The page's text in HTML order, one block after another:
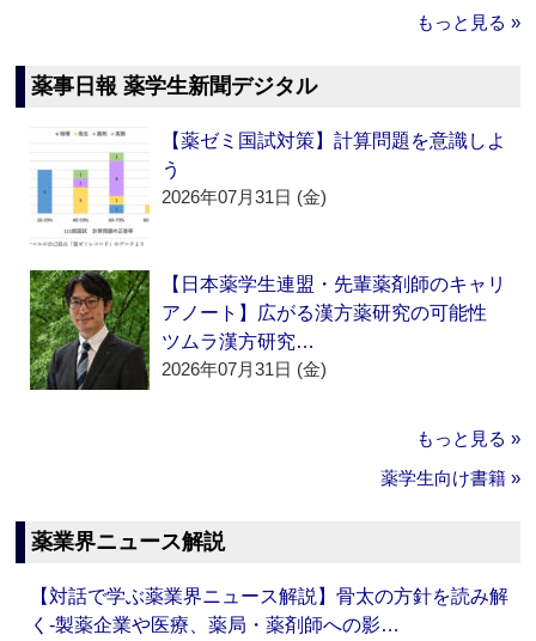
もっと見る »
薬事日報 薬学生新聞デジタル
【薬ゼミ国試対策】計算問題を意識しよ
う
2026年07月31日 (金)
【日本薬学生連盟・先輩薬剤師のキャリ
アノート】広がる漢方薬研究の可能性
ツムラ漢方研究…
2026年07月31日 (金)
もっと見る »
薬学生向け書籍 »
薬業界ニュース解説
【対話で学ぶ薬業界ニュース解説】骨太の方針を読み解
く‐製薬企業や医療、薬局・薬剤師への影…